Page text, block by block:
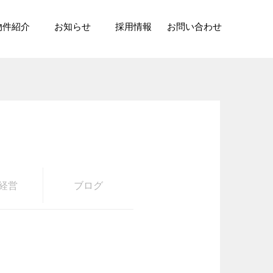
件紹介 お知らせ 採用情報 お問い合わせ
営 ブログ